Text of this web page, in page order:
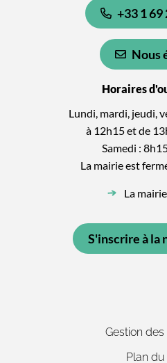
+33 1 69
Nous
Horaires
Lundi, mardi, jeudi,
à 12h15 et de
Samedi :
La mairie est
La
S'inscrire à la
Gestion
Plan du